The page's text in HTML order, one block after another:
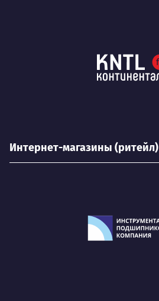
Интернет-магазины (ритейл)